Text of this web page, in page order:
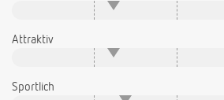
Attraktiv
Sportlich